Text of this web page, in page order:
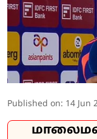
Published on: 14 Jun